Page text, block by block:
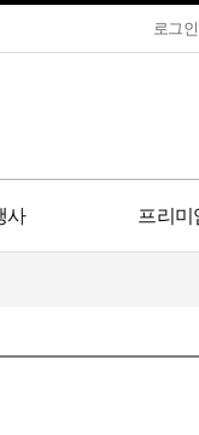
로그인
사 프리미